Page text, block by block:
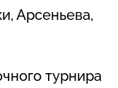
Арсеньева,
турнира